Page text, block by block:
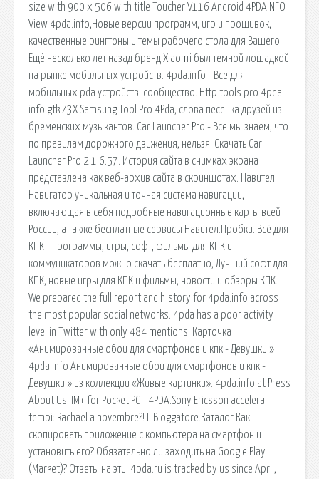
size with 900 x 506 with title Toucher V116 Android 4PDAINFO.
View 4pda.info,Новые версии программ, игр и прошивок,
качественные рингтоны и темы рабочего стола для Вашего.
Ещё несколько лет назад бренд Xiaomi был темной лошадкой
на рынке мобильных устройств. 4pda.info - Все для
мобильных pda устройств. сообщество. Http tools pro 4pda
info gtk Z3X Samsung Tool Pro 4Pda, слова песенка друзей из
бременских музыкантов. Car Launcher Pro - Все мы знаем, что
по правилам дорожного движения, нельзя. Скачать Car
Launcher Pro 2.1.6.57. История сайта в снимках экрана
представлена как веб-архив сайта в скриншотах. Навител
Навигатор уникальная и точная система навигации,
включающая в себя подробные навигационные карты всей
России, а также бесплатные сервисы Навител.Пробки. Всё для
КПК - программы, игры, софт, фильмы для КПК и
коммуникаторов можно скачать бесплатно, Лучший софт для
КПК, новые игры для КПК и фильмы, новости и обзоры КПК.
We prepared the full report and history for 4pda.info across
the most popular social networks. 4pda has a poor activity
level in Twitter with only 484 mentions. Карточка
«Анимированные обои для смартфонов и кпк - Девушки »
4pda.info Анимированные обои для смартфонов и кпк -
Девушки » из коллекции «Живые картинки». 4pda.info at Press
About Us. IM+ for Pocket PC - 4PDA.Sony Ericsson accelera i
tempi: Rachael a novembre?! Il Bloggatore.Каталог Как
скопировать приложение с компьютера на смартфон и
установить его? Обязательно ли заходить на Google Play
(Market)? Ответы на эти. 4pda.ru is tracked by us since April,